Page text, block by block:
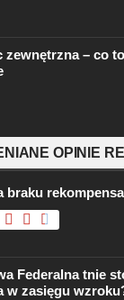
zewnętrzna – co
OPINIE
braku
Federalna tnie
w zasięgu